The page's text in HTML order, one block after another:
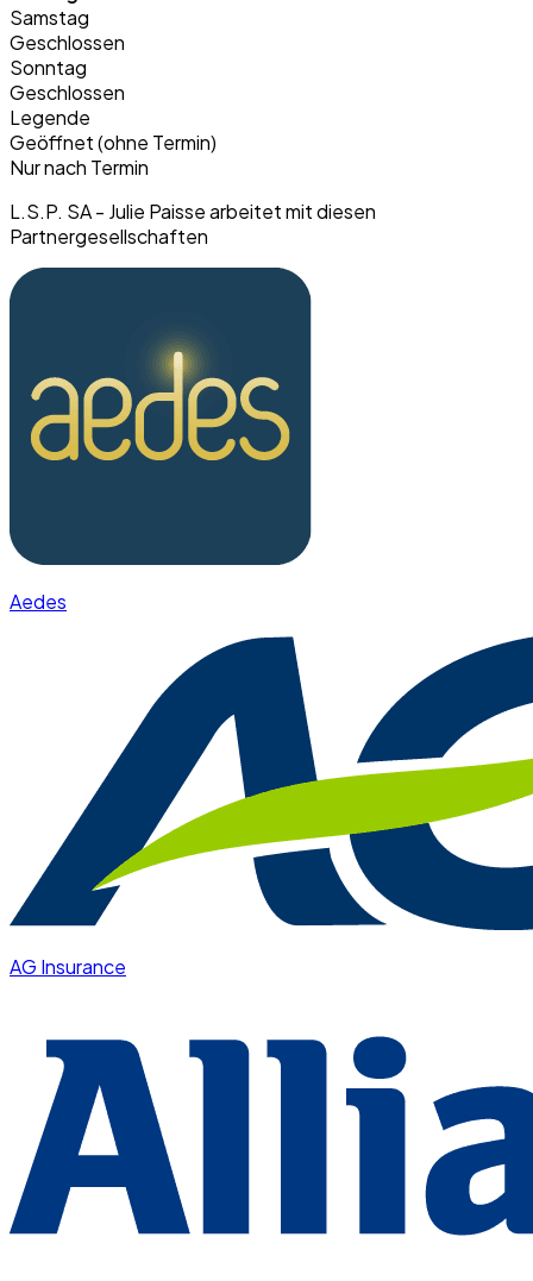
Samstag
Geschlossen
Sonntag
Geschlossen
Legende
Geöffnet (ohne Termin)
Nur nach Termin
L.S.P. SA - Julie Paisse arbeitet mit diesen
Partnergesellschaften
Aedes
AG Insurance